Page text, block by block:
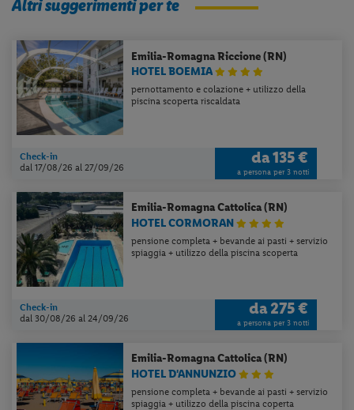
Altri suggerimenti per te
Emilia-RomagnaRiccione (RN)
HOTEL BOEMIA
pernottamento e colazione + utilizzo della
piscina scoperta riscaldata
Check-in
dal 17/08/26al 27/09/26
da135 €
a persona per 3 notti
Emilia-RomagnaCattolica (RN)
HOTEL CORMORAN
pensione completa + bevande ai pasti + servizio
spiaggia + utilizzo della piscina scoperta
Check-in
dal 30/08/26al 24/09/26
da275 €
a persona per 3 notti
Emilia-RomagnaCattolica (RN)
HOTEL D'ANNUNZIO
pensione completa + bevande ai pasti + servizio
spiaggia + utilizzo della piscina coperta